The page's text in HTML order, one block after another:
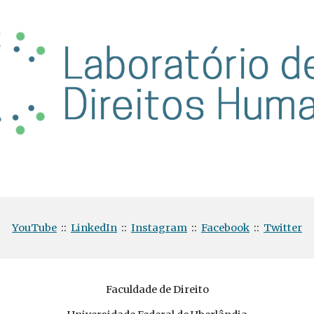
YouTube :: LinkedIn :: Instagram :: Facebook :: Twitter
Faculdade de Direito